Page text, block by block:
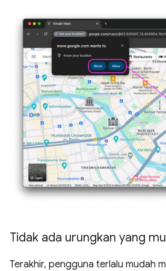
Tidak ada urungkan yang
Terakhir, pengguna terlalu mudah